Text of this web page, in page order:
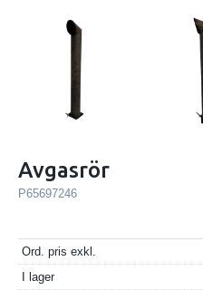
Avgasrör
P65697246
Ord. pris exkl.
I lager